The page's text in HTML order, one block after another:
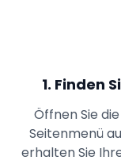
1. Finden
Öffnen Sie
Seitenmenü
erhalten Sie